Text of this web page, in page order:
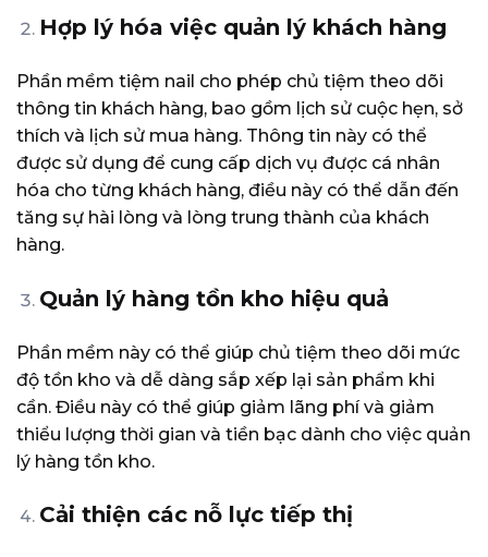
Hợp lý hóa việc quản lý khách hàng
Phần mềm tiệm nail cho phép chủ tiệm theo dõi
thông tin khách hàng, bao gồm lịch sử cuộc hẹn, sở
thích và lịch sử mua hàng. Thông tin này có thể
được sử dụng để cung cấp dịch vụ được cá nhân
hóa cho từng khách hàng, điều này có thể dẫn đến
tăng sự hài lòng và lòng trung thành của khách
hàng.
Quản lý hàng tồn kho hiệu quả
Phần mềm này có thể giúp chủ tiệm theo dõi mức
độ tồn kho và dễ dàng sắp xếp lại sản phẩm khi
cần. Điều này có thể giúp giảm lãng phí và giảm
thiểu lượng thời gian và tiền bạc dành cho việc quản
lý hàng tồn kho.
Cải thiện các nỗ lực tiếp thị